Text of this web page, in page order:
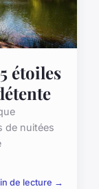
étoiles
de nuitées
de lecture →